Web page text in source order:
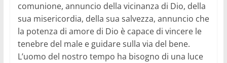
comunione, annuncio della vicinanza di Dio, della
sua misericordia, della sua salvezza, annuncio che
la potenza di amore di Dio è capace di vincere le
tenebre del male e guidare sulla via del bene.
L’uomo del nostro tempo ha bisogno di una luce